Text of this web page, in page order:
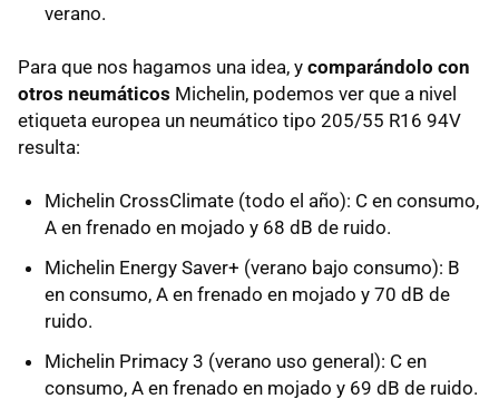
verano.
Para que nos hagamos una idea, y comparándolo con
otros neumáticos Michelin, podemos ver que a nivel
etiqueta europea un neumático tipo 205/55 R16 94V
resulta:
Michelin CrossClimate (todo el año): C en consumo,
A en frenado en mojado y 68 dB de ruido.
Michelin Energy Saver+ (verano bajo consumo): B
en consumo, A en frenado en mojado y 70 dB de
ruido.
Michelin Primacy 3 (verano uso general): C en
consumo, A en frenado en mojado y 69 dB de ruido.